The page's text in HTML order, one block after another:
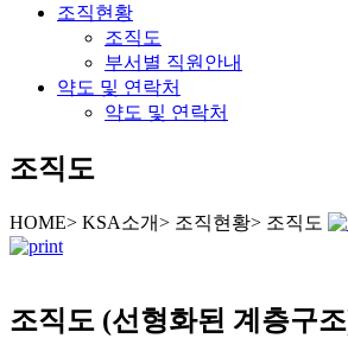
조직현황
조직도
부서별 직원안내
약도 및 연락처
약도 및 연락처
조직도
HOME> KSA소개> 조직현황> 조직도
조직도 (선형화된 계층구